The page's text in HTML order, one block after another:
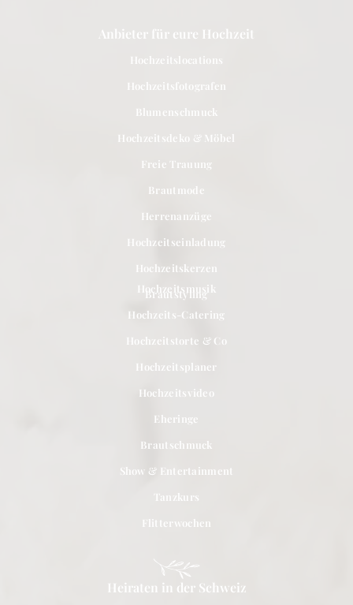
Anbieter für eure Hochzeit
Hochzeitslocations
Hochzeitsfotografen
Blumenschmuck
Hochzeitsdeko & Möbel
Freie Trauung
Brautmode
Herrenanzüge
Hochzeitseinladung
Hochzeitskerzen
Brautstyling
Hochzeitsmusik
Hochzeits-Catering
Hochzeitstorte & Co
Hochzeitsplaner
Hochzeitsvideo
Eheringe
Brautschmuck
Show & Entertainment
Tanzkurs
Flitterwochen
Heiraten in der Schweiz